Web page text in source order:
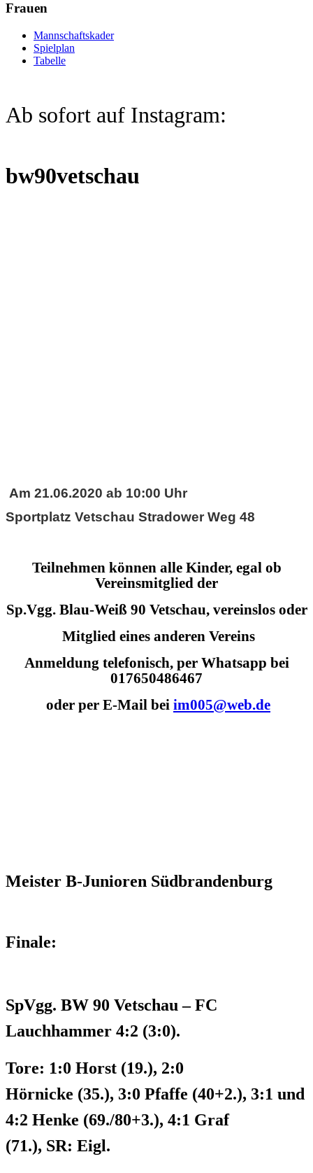
Frauen
Mannschaftskader
Spielplan
Tabelle
Ab sofort auf Instagram:
bw90vetschau
Am 21.06.2020 ab 10:00 Uhr
Sportplatz Vetschau Stradower Weg 48
Teilnehmen können alle Kinder, egal ob
Vereinsmitglied der
Sp.Vgg. Blau-Weiß 90 Vetschau, vereinslos oder
Mitglied eines anderen Vereins
Anmeldung telefonisch, per Whatsapp bei
017650486467
oder per E-Mail bei im005@web.de
Meister B-Junioren Südbrandenburg
Finale:
SpVgg. BW 90 Vetschau – FC
Lauchhammer 4:2 (3:0).
Tore: 1:0 Horst (19.), 2:0
Hörnicke (35.), 3:0 Pfaffe (40+2.), 3:1 und
4:2 Henke (69./80+3.), 4:1 Graf
(71.), SR: Eigl.